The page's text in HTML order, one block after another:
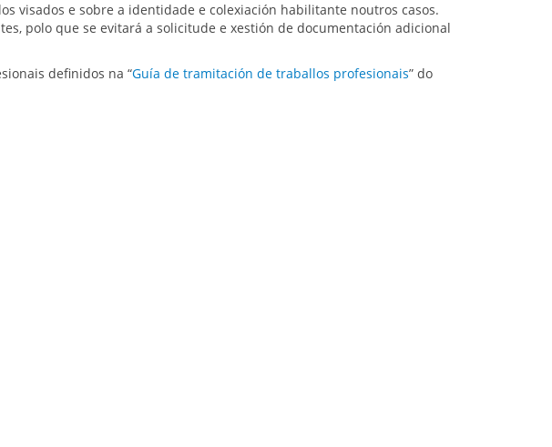
visados e sobre a identidade e colexiación habilitante noutros casos.
polo que se evitará a solicitude e xestión de documentación adicional
definidos na “Guía de tramitación de traballos profesionais” do